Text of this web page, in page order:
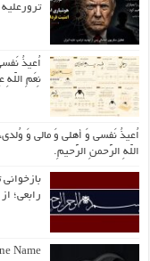
ترورعلیه
اُعیذُ
نِعَمِ اللّهِ
اُعیذُ نَفسی وَ أهلی وَ مالی وَ
اللّهِ الرَّحمنِ الرَّحیمِ.
رابعی؛
Name